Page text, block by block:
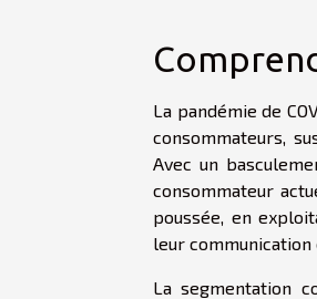
La pandémie de
consommateurs,
Avec un
consommateur
poussée, en
leur communication
La segmentation